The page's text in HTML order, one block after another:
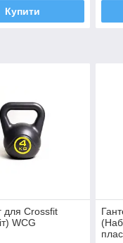
Купити
для Crossfit
WCG